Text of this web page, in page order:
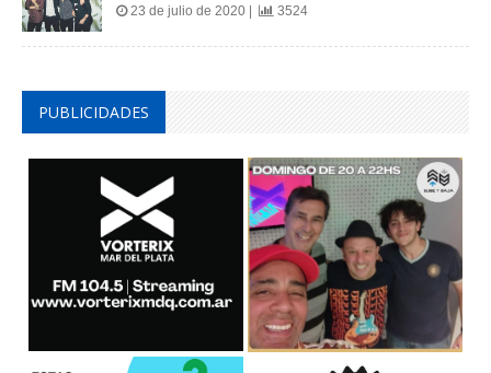
23 de julio de 2020 | 3524
PUBLICIDADES